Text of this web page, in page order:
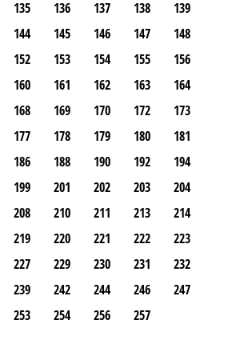
135 136 137 138
139
144 145 146 147
148
152 153 154 155
156
160 161 162 163
164
168 169 170 172
173
177 178 179 180
181
186 188 190 192
194
199 201 202 203
204
208 210 211 213
214
219 220 221 222
223
227 229 230 231
232
239 242 244 246
247
253 254 256 257